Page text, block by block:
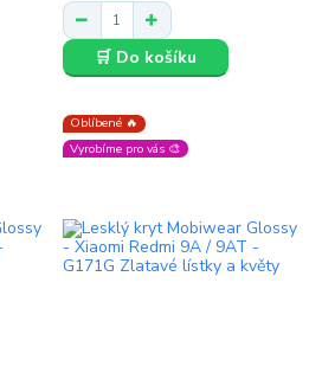
🛒 Do košíku
Oblíbené 🔥
Vyrobíme pro vás 🎨